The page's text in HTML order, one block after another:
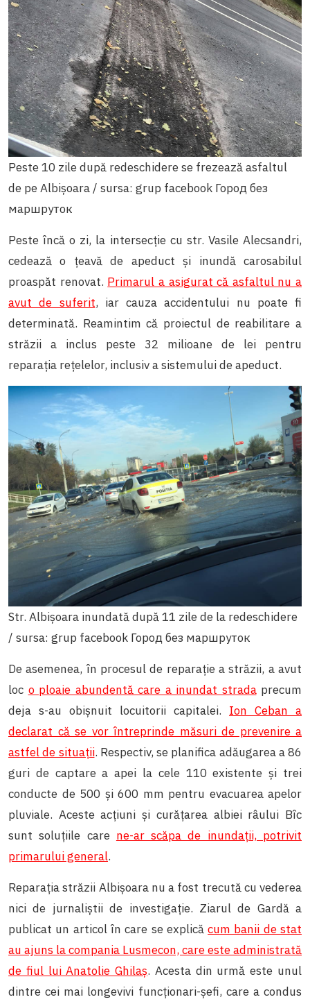
Peste 10 zile după redeschidere se frezează asfaltul
de pe Albișoara / sursa: grup facebook Город без
маршруток
Peste încă o zi, la intersecție cu str. Vasile Alecsandri,
cedează o țeavă de apeduct și inundă carosabilul
proaspăt renovat. Primarul a asigurat că asfaltul nu a
avut de suferit, iar cauza accidentului nu poate fi
determinată. Reamintim că proiectul de reabilitare a
străzii a inclus peste 32 milioane de lei pentru
reparația rețelelor, inclusiv a sistemului de apeduct.
Str. Albișoara inundată după 11 zile de la redeschidere
/ sursa: grup facebook Город без маршруток
De asemenea, în procesul de reparație a străzii, a avut
loc o ploaie abundentă care a inundat stradaprecum
deja s-au obișnuit locuitorii capitalei. Ion Ceban a
declarat că se vor întreprinde măsuri de prevenire a
astfel de situații. Respectiv, se planifica adăugarea a 86
guri de captare a apei la cele 110 existente și trei
conducte de 500 și 600 mm pentru evacuarea apelor
pluviale. Aceste acțiuni și curățarea albiei râului Bîc
sunt soluțiile care ne-ar scăpa de inundații, potrivit
primarului general.
Reparația străzii Albișoara nu a fost trecută cu vederea
nici de jurnaliștii de investigație. Ziarul de Gardă a
publicat un articol în care se explicăcum banii de stat
au ajuns la compania Lusmecon, care este administrată
de fiul lui Anatolie Ghilaș. Acesta din urmă este unul
dintre cei mai longevivi funcționari-șefi, care a condus